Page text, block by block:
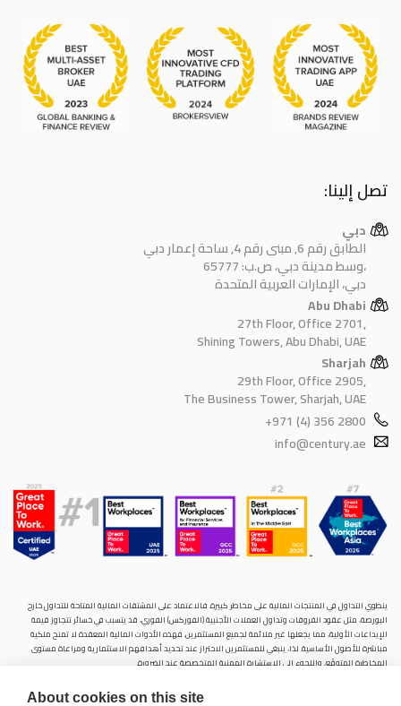
About cookies on this site
تصل إلينا:
دبي
الطابق رقم 6, مبنى رقم 4, ساحة إعمار دبي
وسط مدينة دبي، ص.ب: 65777،
دبي، الإمارات العربية المتحدة
Abu Dhabi
27th Floor, Office 2701,
Shining Towers, Abu Dhabi, UAE
Sharjah
29th Floor, Office 2905,
The Business Tower, Sharjah, UAE
+971 (4) 356 2800
info@century.ae
ينطوي التداول في المنتجات المالية على مخاطر كبيرة. فالاعتماد على المشتقات المالية المتاحة للتداول خارح
البورصة، مثل عقود الفروقات وتداول العملات الأجنبية (الفوركس) الفوري، قد يتسبب في خسائر تتجاوز قيمة
الإيداعات الأولية، مما يجعلها غير ملائمة لجميع المستثمرين. فهذه الأدوات المالية المعقدة لا تمنح ملكية
مباشرة للأصول الأساسية. لذا، ينبغي للمستثمرين الاحتراز عند تحديد أهدافهم الاستثمارية ومراعاة مستوى
المخاطرة المتوقَع، واللجوء إلى الاستشارة المهنية المتخصصة عند الضرورة.
في دولة الإمارات العربية المتحدة، بموجب الترخيص رقم (20200000028) و(301044) لتولي أعمال الوساطة في